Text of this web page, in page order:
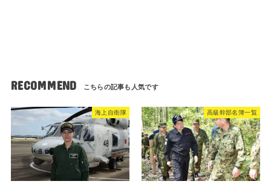
RECOMMEND
海上自衛隊 高級幹部名簿一覧